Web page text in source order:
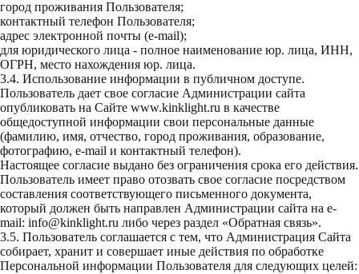
город проживания Пользователя;
контактный телефон Пользователя;
адрес электронной почты (e-mail);
для юридического лица - полное наименование юр. лица, ИНН,
ОГРН, место нахождения юр. лица.
3.4. Использование информации в публичном доступе.
Пользователь дает свое согласие Администрации сайта
опубликовать на Сайте www.kinklight.ru в качестве
общедоступной информации свои персональные данные
(фамилию, имя, отчество, город проживания, образование,
фотографию, e-mail и контактный телефон).
Настоящее согласие выдано без ограничения срока его действия.
Пользователь имеет право отозвать свое согласие посредством
составления соответствующего письменного документа,
который должен быть направлен Администрации сайта на e-
mail: info@kinklight.ru либо через раздел «Обратная связь».
3.5. Пользователь соглашается с тем, что Администрация Сайта
собирает, хранит и совершает иные действия по обработке
Персональной информации Пользователя для следующих целей: